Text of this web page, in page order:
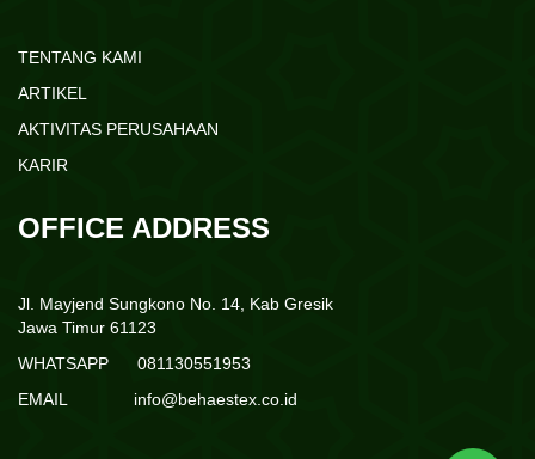
TENTANG KAMI
ARTIKEL
AKTIVITAS PERUSAHAAN
KARIR
OFFICE ADDRESS
Jl. Mayjend Sungkono No. 14, Kab Gresik
Jawa Timur 61123
WHATSAPP 081130551953
EMAIL info@behaestex.co.id